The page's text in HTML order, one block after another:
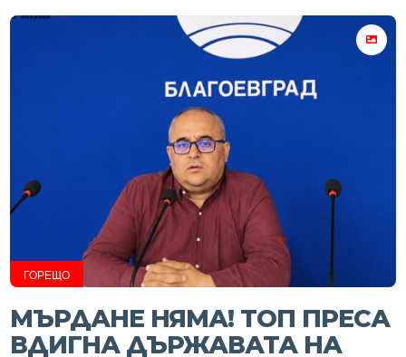
ГОРЕЩО
МЪРДАНЕ НЯМА! ТОП ПРЕСА
ВДИГНА ДЪРЖАВАТА НА